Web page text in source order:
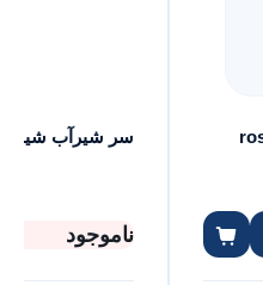
سر شیرآب
ناموجود